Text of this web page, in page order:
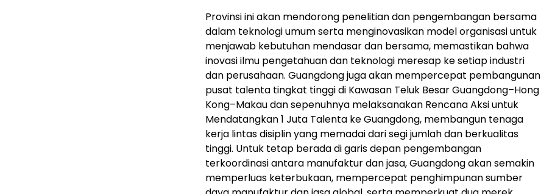
Provinsi ini akan mendorong penelitian dan pengembangan bersama
dalam teknologi umum serta menginovasikan model organisasi untuk
menjawab kebutuhan mendasar dan bersama, memastikan bahwa
inovasi ilmu pengetahuan dan teknologi meresap ke setiap industri
dan perusahaan. Guangdong juga akan mempercepat pembangunan
pusat talenta tingkat tinggi di Kawasan Teluk Besar Guangdong–Hong
Kong–Makau dan sepenuhnya melaksanakan Rencana Aksi untuk
Mendatangkan 1 Juta Talenta ke Guangdong, membangun tenaga
kerja lintas disiplin yang memadai dari segi jumlah dan berkualitas
tinggi. Untuk tetap berada di garis depan pengembangan
terkoordinasi antara manufaktur dan jasa, Guangdong akan semakin
memperluas keterbukaan, mempercepat penghimpunan sumber